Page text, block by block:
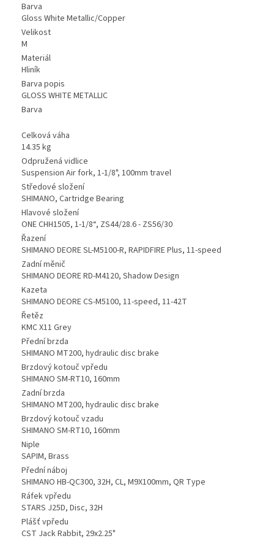
Barva
Gloss White Metallic/Copper
Velikost
M
Materiál
Hliník
Barva popis
GLOSS WHITE METALLIC
Barva
Celková váha
14.35 kg
Odpružená vidlice
Suspension Air fork, 1-1/8", 100mm travel
Středové složení
SHIMANO, Cartridge Bearing
Hlavové složení
ONE CHH1505, 1-1/8“, ZS44/28.6 - ZS56/30
Řazení
SHIMANO DEORE SL-M5100-R, RAPIDFIRE Plus, 11-speed
Zadní měnič
SHIMANO DEORE RD-M4120, Shadow Design
Kazeta
SHIMANO DEORE CS-M5100, 11-speed, 11-42T
Řetěz
KMC X11 Grey
Přední brzda
SHIMANO MT200, hydraulic disc brake
Brzdový kotouč vpředu
SHIMANO SM-RT10, 160mm
Zadní brzda
SHIMANO MT200, hydraulic disc brake
Brzdový kotouč vzadu
SHIMANO SM-RT10, 160mm
Niple
SAPIM, Brass
Přední náboj
SHIMANO HB-QC300, 32H, CL, M9X100mm, QR Type
Ráfek vpředu
STARS J25D, Disc, 32H
Plášť vpředu
CST Jack Rabbit, 29x2.25"